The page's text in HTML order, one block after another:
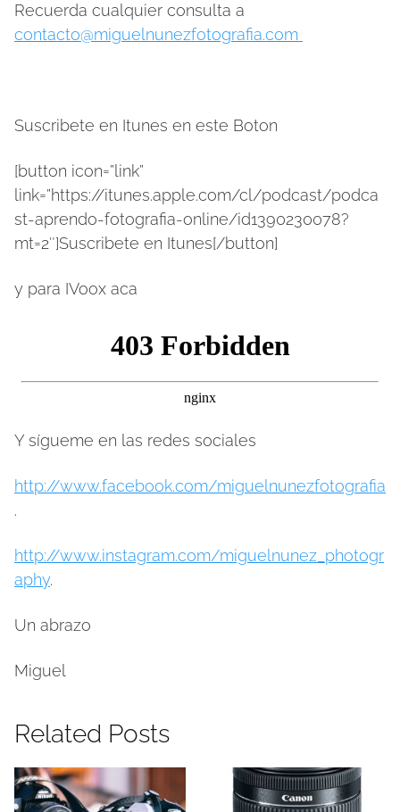
Recuerda cualquier consulta a
contacto@miguelnunezfotografia.com
Suscribete en Itunes en este Boton
[button icon=”link”
link=”https://itunes.apple.com/cl/podcast/podca
st-aprendo-fotografia-online/id1390230078?
mt=2″]Suscribete en Itunes[/button]
y para IVoox aca
Y sígueme en las redes sociales
http://www.facebook.com/miguelnunezfotografia
.
http://www.instagram.com/miguelnunez_photogr
aphy.
Un abrazo
Miguel
Related Posts